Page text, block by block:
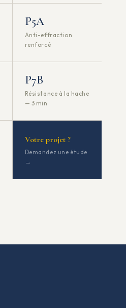
P5A
Anti-effraction
renforcé
P7B
Résistance à la hache
— 3 min
Votre projet ?
Demandez une étude
→